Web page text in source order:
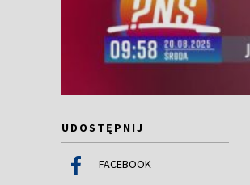
UDOSTĘPNIJ
FACEBOOK